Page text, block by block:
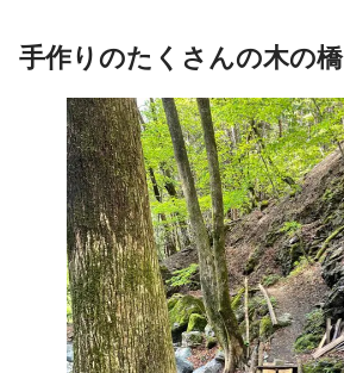
手作り のたくさんの木の橋